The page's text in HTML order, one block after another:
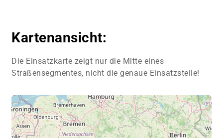
Kartenansicht:
Die Einsatzkarte zeigt nur die Mitte eines
Straßensegmentes, nicht die genaue Einsatzstelle!